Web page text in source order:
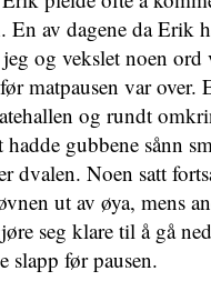
En av dagene da Erik
og vekslet noen ord
matpausen var over.
og rundt
gubbene sånn
dvalen. Noen satt
ut av øya, mens
seg klare til å gå
slapp før pausen.